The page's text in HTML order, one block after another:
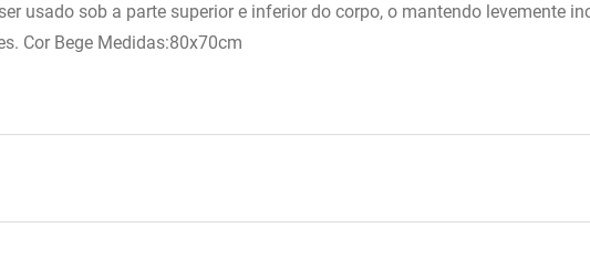
usado sob a parte superior e inferior do corpo, o mantendo levemente
Cor Bege Medidas:80x70cm